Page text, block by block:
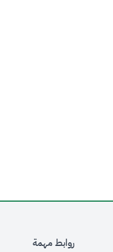
روابط مهمة